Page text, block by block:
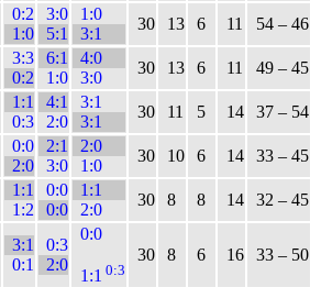
0:2
1:0
3:0
5:1
1:0
3:1
30 13 6 11 54 – 46
3:3
0:2
6:1
1:0
4:0
3:0
30 13 6 11 49 – 45
1:1
0:3
4:1
2:0
3:1
3:1
30 11 5 14 37 – 54
0:0
2:0
2:1
3:0
2:0
1:0
30 10 6 14 33 – 45
1:1
1:2
0:0
0:0
1:1
2:0
30 8 8 14 32 – 45
3:1
0:1
0:3
2:0
0:0
1:1 0:3
30 8 6 16 33 – 50